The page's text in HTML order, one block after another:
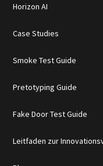
Horizon AI
Case Studies
Smoke Test Guide
Pretotyping Guide
Fake Door Test Guide
Leitfaden zur